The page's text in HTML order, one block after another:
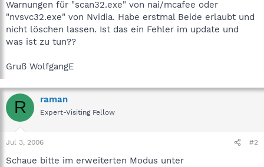
t
e
r
Warnungen für "scan32.exe" von nai/mcafee oder
"nvsvc32.exe" von Nvidia. Habe erstmal Beide erlaubt und
nicht löschen lassen. Ist das ein Fehler im update und
was ist zu tun??
Gruß WolfgangE
R raman
Expert-Visiting Fellow
Jul 3, 2006 #2
Schaue bitte im erweiterten Modus unter